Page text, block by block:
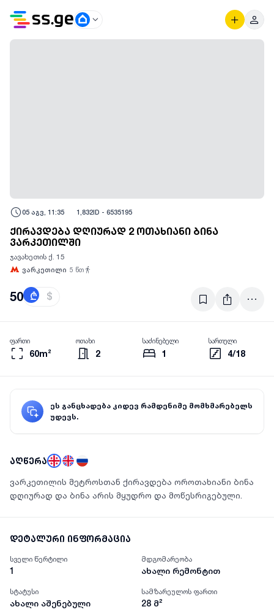
05 აგვ, 11:35 1,832ID - 6535195
ქირავდება დღიურად 2 ოთახიანი ბინა
ვარკეთილში
ჯავახეთის ქ. 15
ვარკეთილი 5 წთ
50 ₾ $
60m²
ფართი
2
ოთახი
1
საძინებელი
4/18
სართული
ეს განცხადება კიდევ რამდენიმე მომხმარებელს
უდევს.
აღწერა
ვარკეთილის მეტროსთან ქირავდება ოროთახიანი ბინა
დღიურად და ბინა არის მყუდრო და მოწესრიგებული.
დეტალური ინფორმაცია
სველი წერტილი
1
მდგომარეობა
ახალი რემონტით
სტატუსი
ახალი აშენებული
სამზარეულოს ფართი
28 მ²